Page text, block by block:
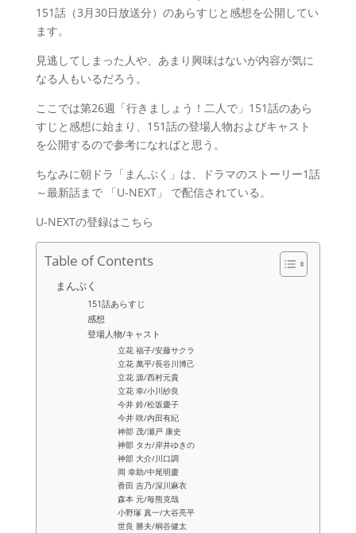
151話（3月30日放送分）のあらすじと感想を公開してい
ます。
見逃してしまった人や、あまり興味はないが内容が気に
なる人もいるだろう。
ここでは第26週「行きましょう！二人で」151話のあら
すじと感想に始まり、151話の登場人物およびキャスト
を公開するので参考になればと思う。
ちなみに朝ドラ「まんぷく」は、ドラマのストーリー1話
～最新話まで 「U-NEXT」 で配信されている。
U-NEXTの登録はこちら
Table of Contents
まんぷく
151話あらすじ
感想
登場人物/キャスト
立花 福子/安藤サクラ
立花 萬平/長谷川博己
立花 源/西村元貴
立花 幸/小川紗良
今井 鈴/松坂慶子
今井 咲/内田有紀
神部 茂/瀬戸 康史
神部 タカ/岸井ゆきの
神部 大介/川口調
岡 幸助/中尾明慶
香田 吉乃/深川麻衣
森本 元/毎熊克哉
小野塚 真一/大谷亮平
世良 勝夫/桐谷健太